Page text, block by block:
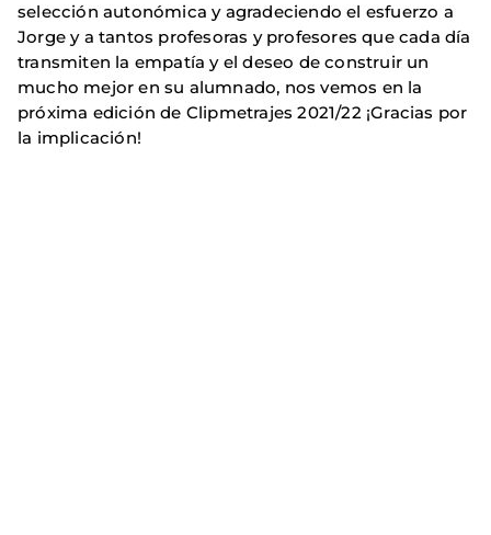
selección autonómica y agradeciendo el esfuerzo a
Jorge y a tantos profesoras y profesores que cada día
transmiten la empatía y el deseo de construir un
mucho mejor en su alumnado, nos vemos en la
próxima edición de Clipmetrajes 2021/22 ¡Gracias por
la implicación!